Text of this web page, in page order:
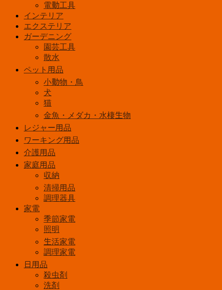
TCF8CK68
電動工具
インテリア
エクステリア
ガーデニング
園芸工具
散水
ペット用品
小動物・鳥
犬
猫
金魚・メダカ・水棲生物
レジャー用品
ワーキング用品
介護用品
家庭用品
収納
清掃用品
調理器具
家電
季節家電
照明
生活家電
調理家電
日用品
殺虫剤
洗剤